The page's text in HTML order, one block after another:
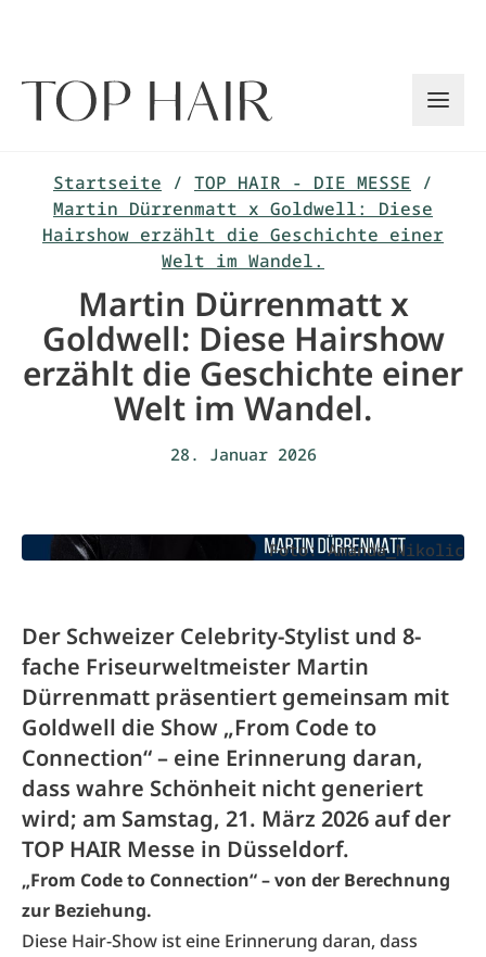
Startseite / TOP HAIR - DIE MESSE /
Martin Dürrenmatt x Goldwell: Diese
Hairshow erzählt die Geschichte einer
Welt im Wandel.
Martin Dürrenmatt x
Goldwell: Diese Hairshow
erzählt die Geschichte einer
Welt im Wandel.
28. Januar 2026
Foto: Amanda_Nikolic
Der Schweizer Celebrity-Stylist und 8-
fache Friseurweltmeister Martin
Dürrenmatt präsentiert gemeinsam mit
Goldwell die Show „From Code to
Connection“ – eine Erinnerung daran,
dass wahre Schönheit nicht generiert
wird; am Samstag, 21. März 2026 auf der
TOP HAIR Messe in Düsseldorf.
„From Code to Connection“ – von der Berechnung
zur Beziehung.
Diese Hair-Show ist eine Erinnerung daran, dass